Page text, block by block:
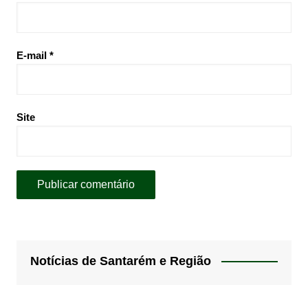
E-mail *
Site
Notícias de Santarém e Região